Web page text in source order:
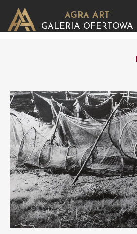
AGRA ART
GALERIA OFERTOWA